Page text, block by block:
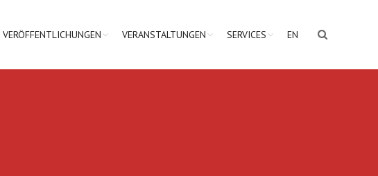
VERÖFFENTLICHUNGEN VERANSTALTUNGEN SERVICES EN